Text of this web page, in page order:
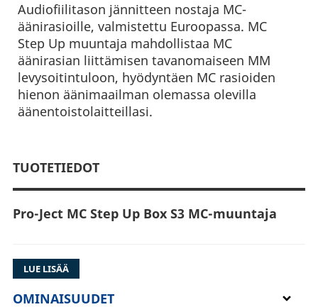
Audiofiilitason jännitteen nostaja MC-
äänirasioille, valmistettu Euroopassa. MC
Step Up muuntaja mahdollistaa MC
äänirasian liittämisen tavanomaiseen MM
levysoitintuloon, hyödyntäen MC rasioiden
hienon äänimaailman olemassa olevilla
äänentoistolaitteillasi.
TUOTETIEDOT
Pro-Ject MC Step Up Box S3 MC-muuntaja
MC Muuntaja eroaa tavanomaisesta
esivahvistimesta siinä, että se tarjoaa
LUE LISÄÄ
OMINAISUUDET